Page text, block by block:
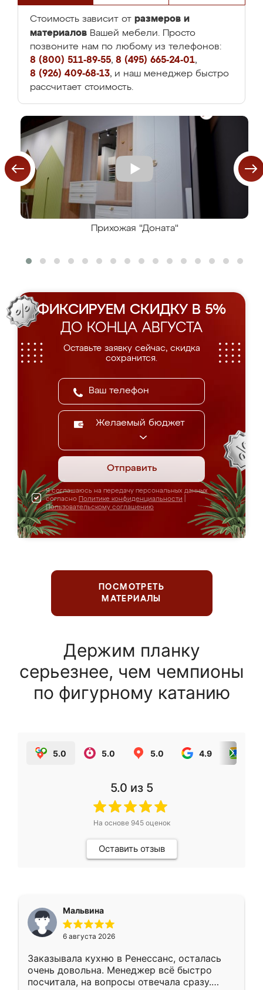
Стоимость зависит от размеров и
материалов Вашей мебели. Просто
позвоните нам по любому из телефонов:
8 (800) 511-89-55, 8 (495) 665-24-01,
8 (926) 409-68-13, и наш менеджер быстро
рассчитает стоимость.
Прихожая "Доната"
ФИКСИРУЕМ СКИДКУ В 5%
ДО КОНЦА АВГУСТА
Оставьте заявку сейчас, скидка
сохранится.
Желаемый бюджет
Отправить
Я соглашаюсь на передачу персональных данных
согласно Политике конфиденциальности
Пользовательскому соглашению
ПОСМОТРЕТЬ
МАТЕРИАЛЫ
Держим планку
серьезнее, чем чемпионы
по фигурному катанию
5.0 5.0 5.0 4.9
5.0 из 5
На основе 945оценок
Оставить отзыв
Мальвина
6 августа 2026
Заказывала кухню в Ренессанс, осталась
очень довольна. Менеджер всё быстро
посчитала, на вопросы отвечала сразу.